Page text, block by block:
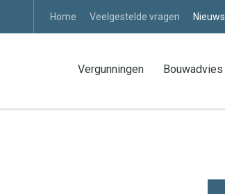
Home Veelgestelde vragen Nieuws
Vergunningen Bouwadvies